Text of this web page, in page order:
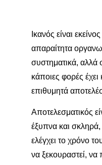
Iκανός είναι
απαραίτητα
συστηματικά, αλλά
κάποιες φορές έχει
επιθυμητά
Αποτελεσματικός
έξυπνα και σκληρά
ελέγχει το χρόνο
να ξεκουραστεί, να